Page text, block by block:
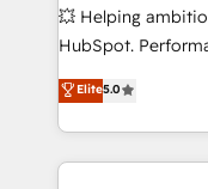
9001:2015 across
employees.
💥 Helping
HubSpot. Performance
the HubSpot
We work with
challenges and
marketing results. Services 📚 Onboarding your team to
Elite5.0